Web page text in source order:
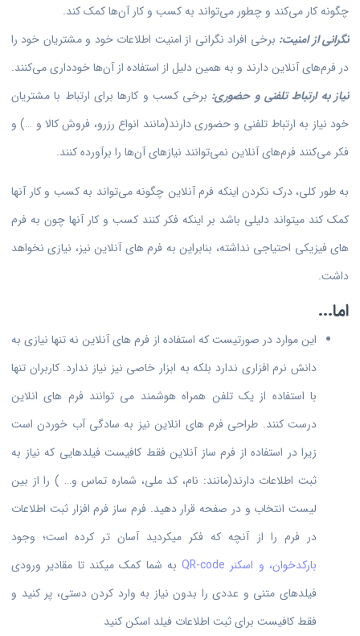
چگونه کار می‌کند و چطور می‌تواند به کسب و کار آن‌ها کمک کند.
نگرانی از امنیت: برخی افراد نگرانی از امنیت اطلاعات خود و مشتریان خود را
در فرم‌های آنلاین دارند و به همین دلیل از استفاده از آن‌ها خودداری می‌کنند.
نیاز به ارتباط تلفنی و حضوری: برخی کسب و کارها برای ارتباط با مشتریان
خود نیاز به ارتباط تلفنی و حضوری دارند(مانند انواع رزرو، فروش کالا و …) و
فکر می‌کنند فرم‌های آنلاین نمی‌توانند نیازهای آن‌ها را برآورده کنند.
به طور کلی، درک نکردن اینکه فرم آنلاین چگونه می‌تواند به کسب و کار آنها
کمک کند میتواند دلیلی باشد بر اینکه فکر کنند کسب و کار آنها چون به فرم
های فیزیکی احتیاجی نداشته، بنابراین به فرم های آنلاین نیز، نیازی نخواهد
داشت.
اما...
این موارد در صورتیست که استفاده از فرم های آنلاین نه تنها نیازی به
دانش نرم افزاری ندارد بلکه به ابزار خاصی نیز نیاز ندارد. کاربران تنها
با استفاده از یک تلفن همراه هوشمند می توانند فرم های انلاین
درست کنند. طراحی فرم های انلاین نیز به سادگی آب خوردن است
زیرا در استفاده از فرم ساز آنلاین فقط کافیست فیلدهایی که نیاز به
ثبت اطلاعات دارند(مانند: نام، کد ملی، شماره تماس و… ) را از بین
لیست انتخاب و در صفحه قرار دهید. فرم ساز فرم افزار ثبت اطلاعات
در فرم را از آنچه که فکر میکردید آسان تر کرده است؛ وجود
بارکدخوان، و اسکنر QR-code
به شما کمک میکند تا مقادیر ورودی
فیلدهای متنی و عددی را بدون نیاز به وارد کردن دستی، پر کنید و
فقط کافیست برای ثبت اطلاعات فیلد اسکن کنید